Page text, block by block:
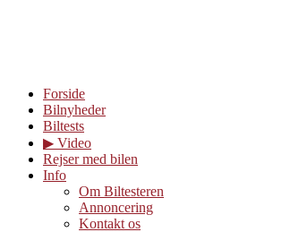
Forside
Bilnyheder
Biltests
▶︎ Video
Rejser med bilen
Info
Om Biltesteren
Annoncering
Kontakt os